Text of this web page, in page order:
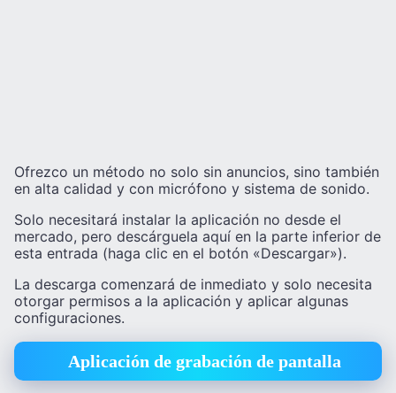
Ofrezco un método no solo sin anuncios, sino también
en alta calidad y con micrófono y sistema de sonido.
Solo necesitará instalar la aplicación no desde el
mercado, pero descárguela aquí en la parte inferior de
esta entrada (haga clic en el botón «Descargar»).
La descarga comenzará de inmediato y solo necesita
otorgar permisos a la aplicación y aplicar algunas
configuraciones.
Aplicación de grabación de pantalla